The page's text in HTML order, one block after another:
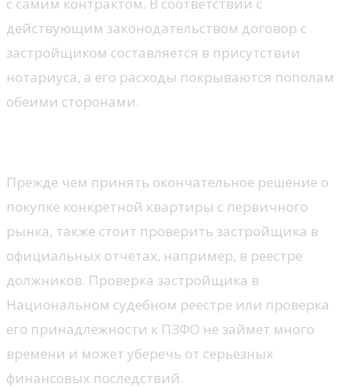
с самим контрактом. В соответствии с
действующим законодательством договор с
застройщиком составляется в присутствии
нотариуса, а его расходы покрываются пополам
обеими сторонами.
Прежде чем принять окончательное решение о
покупке конкретной квартиры с первичного
рынка, также стоит проверить застройщика в
официальных отчетах, например, в реестре
должников. Проверка застройщика в
Национальном судебном реестре или проверка
его принадлежности к ПЗФО не займет много
времени и может уберечь от серьезных
финансовых последствий.